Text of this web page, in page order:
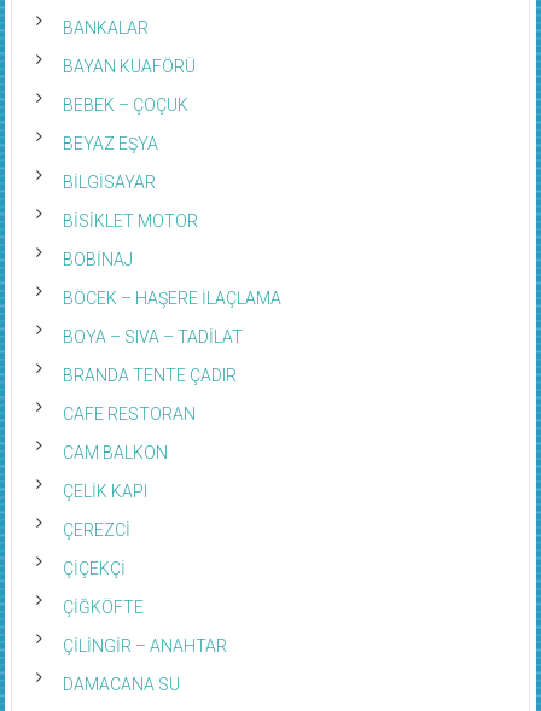
BANKALAR
BAYAN KUAFÖRÜ
BEBEK – ÇOÇUK
BEYAZ EŞYA
BİLGİSAYAR
BİSİKLET MOTOR
BOBİNAJ
BÖCEK – HAŞERE İLAÇLAMA
BOYA – SIVA – TADİLAT
BRANDA TENTE ÇADIR
CAFE RESTORAN
CAM BALKON
ÇELİK KAPI
ÇEREZCİ
ÇİÇEKÇİ
ÇİĞKÖFTE
ÇİLİNGİR – ANAHTAR
DAMACANA SU